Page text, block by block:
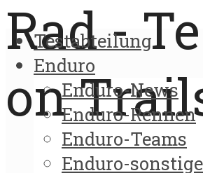
Rad -
on
Testabteilung
Enduro
Enduro-News
Enduro-Rennen
Enduro-Teams
Enduro-